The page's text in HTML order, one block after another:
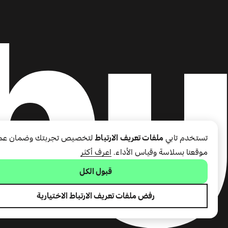
تستخدم تابي ملفات تعريف الارتباطلتخصيص تجربتك وضمان
موقعنا بسلاسة وقياس الأداء. اعرف أكثر
قبول الكل
رفض ملفات تعريف الارتباط الاختيارية